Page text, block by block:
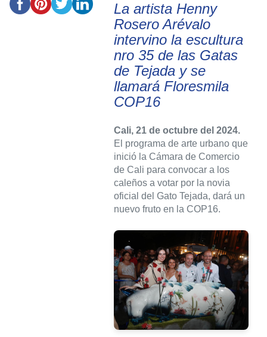
La artista Henny
Rosero Arévalo
intervino la escultura
nro 35 de las Gatas
de Tejada y se
llamará Floresmila
COP16
Cali, 21 de octubre del 2024.
El programa de arte urbano que
inició la Cámara de Comercio
de Cali para convocar a los
caleños a votar por la novia
oficial del Gato Tejada, dará un
nuevo fruto en la COP16.